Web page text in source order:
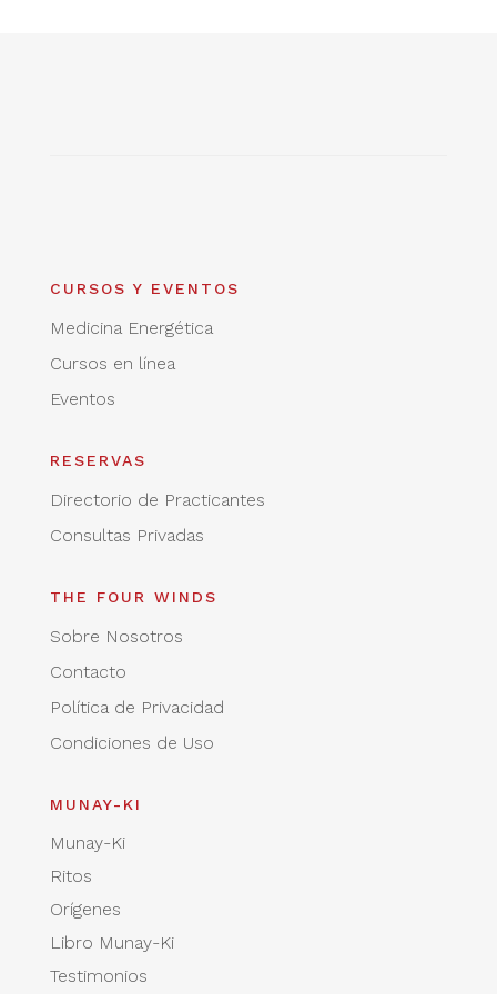
CURSOS Y EVENTOS
Medicina Energética
Cursos en línea
Eventos
RESERVAS
Directorio de Practicantes
Consultas Privadas
THE FOUR WINDS
Sobre Nosotros
Contacto
Política de Privacidad
Condiciones de Uso
MUNAY-KI
Munay-Ki
Ritos
Orígenes
Libro Munay-Ki
Testimonios